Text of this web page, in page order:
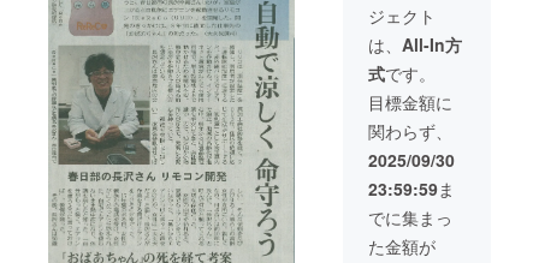
ジェクト
は、 All-In方
式です。
目標金額に
関わらず、
2025/09/30
23:59:59ま
でに集まっ
た金額が